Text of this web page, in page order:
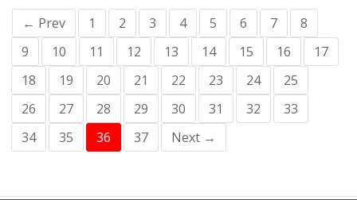
← Prev 1 2 3 4 5 6 7
8
9
10 11 12 13 14 15 16
17
18
19 20 21 22 23 24
25
26
27 28 29 30 31 32
33
34
35 36 37 Next →